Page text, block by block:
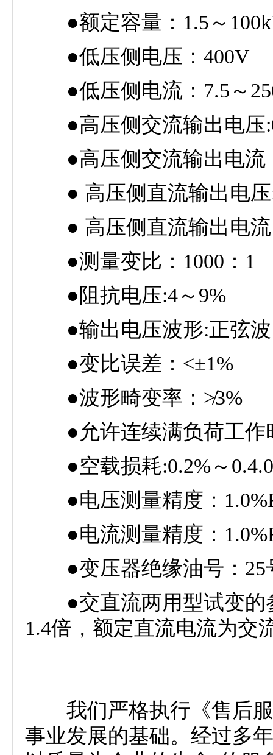
●额定容量：1.5～
●低压侧电压：400V
●低压侧电流：7.5～
●高压侧交流输出电压
●高压侧交流输出电流
● 高压侧直流输出电压
● 高压侧直流输出电流
●测量变比：1000：1
●阻抗电压:4～9%
●输出电压波形:正弦波
●变比误差：<±1%
●波形畸变率：≯3%
●允许连续满负荷工作
●空载损耗:0.2%～
●电压测量精度：
●电流测量精度：
●变压器绝缘油号：25
●交直流两用型试变的
1.4倍，额定直流电流为交
我们严格执行《售后服
事业发展的基础。经过多